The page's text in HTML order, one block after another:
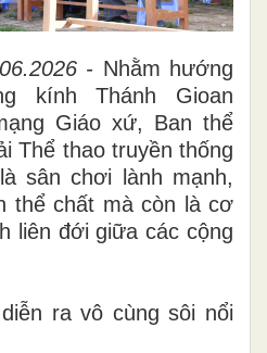
- Nhằm hướng
kính Thánh Gioan
Giáo xứ, Ban thể
Thể thao truyền thống
sân chơi lành mạnh,
thể chất mà còn là cơ
liên đới giữa các cộng
ra vô cùng sôi nổi